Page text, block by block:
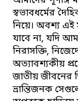
স্বভাবধর্মের
নিয়ে। অবশ্য এই
যাবে না, যদি
নিরাসক্তি,
অত্যাবশ্যকীয়
জাতীয় জীবনের
ভ্রান্তিজনক